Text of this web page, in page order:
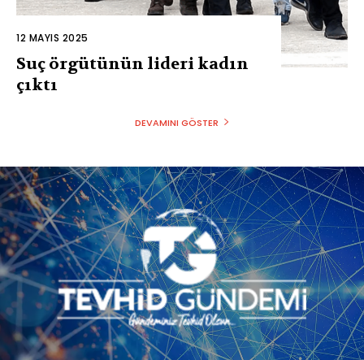
12 MAYIS 2025
Suç örgütünün lideri kadın
çıktı
DEVAMINI GÖSTER